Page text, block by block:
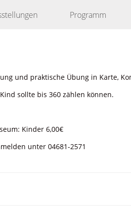
Programm
und praktische Übung in Karte,
sollte bis 360 zählen können.
Kinder 6,00€
unter 04681-2571